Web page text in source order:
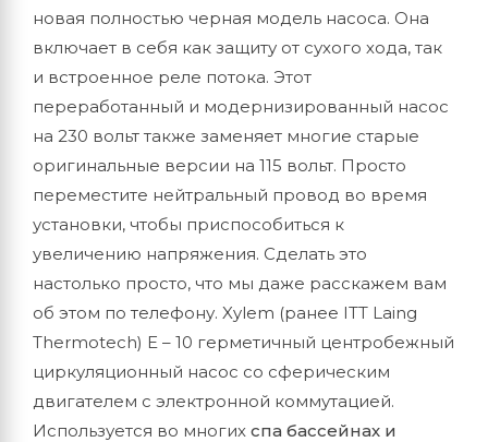
новая полностью черная модель насоса. Она
включает в себя как защиту от сухого хода, так
и встроенное реле потока. Этот
переработанный и модернизированный насос
на 230 вольт также заменяет многие старые
оригинальные версии на 115 вольт. Просто
переместите нейтральный провод во время
установки, чтобы приспособиться к
увеличению напряжения. Сделать это
настолько просто, что мы даже расскажем вам
об этом по телефону. Xylem (ранее ITT Laing
Thermotech) E – 10 герметичный центробежный
циркуляционный насос со сферическим
двигателем с электронной коммутацией.
Используется во многих спа бассейнах и